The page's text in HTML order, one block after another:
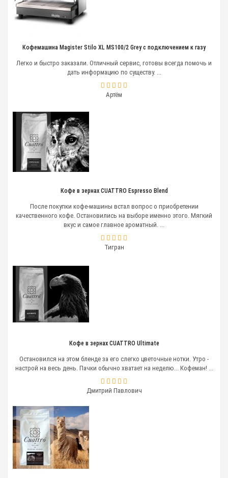
авторизованные сервисные центры только
известных компаний:
Kaffit;
Mellita.
У нас можно заказать запасные части к
кофемашинам непосредственно от производителя,
что гарантирует их подлинность и надежность.
ТЭНы, ротационные насосы, электронные платы,
электромагнитные платы и другие комплектующие
мы получаем напрямую от изготовителей
оборудования. Они отлично подходят к
действующим в настоящее время машинам. Простая
замена детали вернет оборудование в строй и
избавит от необходимости покупать новую
производителей мы имеем возможность предлагать
своим клиентам запасные части к кофемашинам по
максимально низкой цене. Отсутствие в цепочке
посредников позволяет поддерживать цены на
выгодном для покупателей уровне.
Преимущества заказа запчастей
у нас
Низкие цены;
Квалифицированный персонал — наши
менеджеры помогут разобраться в деталях;
Оригинальные запчасти для кофемашин.
кофемашинмы сами выявляем детали,
производим ремонт. С нашими запасными частями
к кофемашинам ваше оборудование будет постоянно
в рабочем состоянии.
Условия приобретения запчастей
В нашем каталоге представлен широкий выбор
запасных частей к кофемашинам различных
производителей:
ТЭНы;
электронные платы;
ротационные насосы;
Кофемашина Magister Stilo XL MS100/2 Grey с подключением к газу
Легко и быстро заказали. Отличный сервис, готовы всегда помочь и
дать информацию по существу. ...
Артём
Кофе в зернах CUATTRO Espresso Blend
После покупки кофе-машины встал вопрос о приобретении
качественного кофе. Остановились на выборе именно этого. Мягкий
вкус и самое главное ароматный. ...
Тигран
Кофе в зернах CUATTRO Ultimate
Остановился на этом бленде за его слегко цветочные нотки. Утро -
настрой на весь день. Пачки обычно хватает на неделю... Кофеман! ...
Дмитрий Павлович